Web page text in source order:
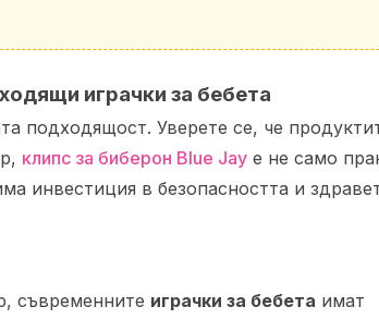
играчки за бебета
подходящост. Уверете се, че
клипс за биберон Blue Jay е не само
инвестиция в безопасността и
съвременните играчки за бебета имат